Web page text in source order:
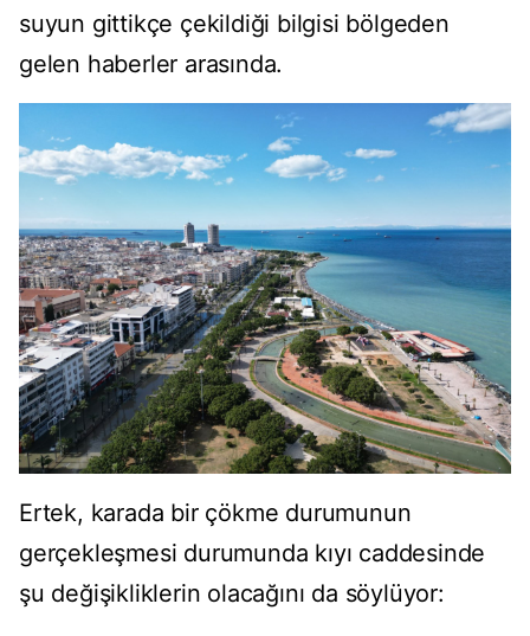
suyun gittikçe çekildiği bilgisi bölgeden
gelen haberler arasında.
Ertek, karada bir çökme durumunun
gerçekleşmesi durumunda kıyı caddesinde
şu değişikliklerin olacağını da söylüyor: